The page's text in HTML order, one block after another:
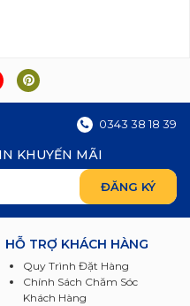
0343 38 18 39
KHUYẾN MÃI
HỖ TRỢ KHÁCH HÀNG
Quy Trình Đặt Hàng
Chính Sách Chăm Sóc
Khách Hàng